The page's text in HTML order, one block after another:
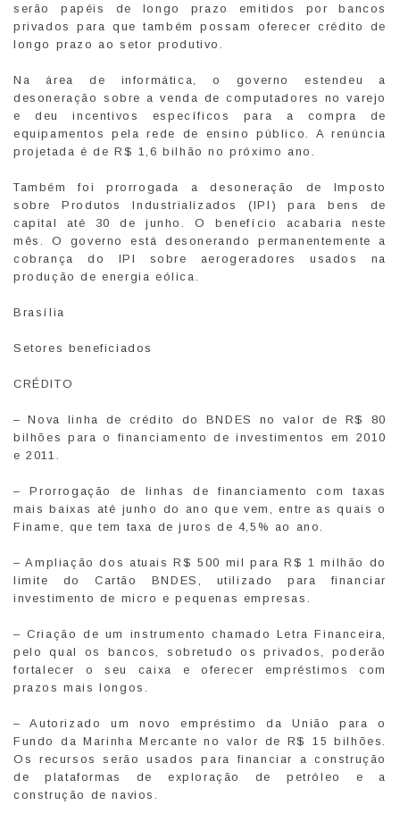
serão papéis de longo prazo emitidos por bancos
privados para que também possam oferecer crédito de
longo prazo ao setor produtivo.
Na área de informática, o governo estendeu a
desoneração sobre a venda de computadores no varejo
e deu incentivos específicos para a compra de
equipamentos pela rede de ensino público. A renúncia
projetada é de R$ 1,6 bilhão no próximo ano.
Também foi prorrogada a desoneração de Imposto
sobre Produtos Industrializados (IPI) para bens de
capital até 30 de junho. O benefício acabaria neste
mês. O governo está desonerando permanentemente a
cobrança do IPI sobre aerogeradores usados na
produção de energia eólica.
Brasília
Setores beneficiados
CRÉDITO
– Nova linha de crédito do BNDES no valor de R$ 80
bilhões para o financiamento de investimentos em 2010
e 2011.
– Prorrogação de linhas de financiamento com taxas
mais baixas até junho do ano que vem, entre as quais o
Finame, que tem taxa de juros de 4,5% ao ano.
– Ampliação dos atuais R$ 500 mil para R$ 1 milhão do
limite do Cartão BNDES, utilizado para financiar
investimento de micro e pequenas empresas.
– Criação de um instrumento chamado Letra Financeira,
pelo qual os bancos, sobretudo os privados, poderão
fortalecer o seu caixa e oferecer empréstimos com
prazos mais longos.
– Autorizado um novo empréstimo da União para o
Fundo da Marinha Mercante no valor de R$ 15 bilhões.
Os recursos serão usados para financiar a construção
de plataformas de exploração de petróleo e a
construção de navios.